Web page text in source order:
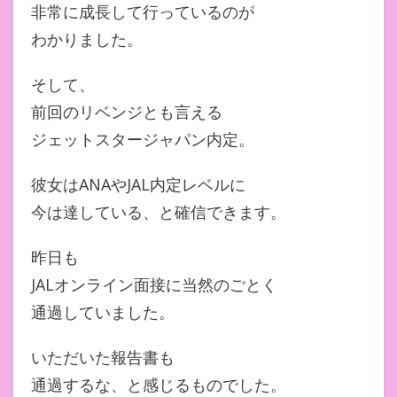
非常に成長して行っているのが
わかりました。
そして、
前回のリベンジとも言える
ジェットスタージャパン内定。
彼女はANAやJAL内定レベルに
今は達している、と確信できます。
昨日も
JALオンライン面接に当然のごとく
通過していました。
いただいた報告書も
通過するな、と感じるものでした。